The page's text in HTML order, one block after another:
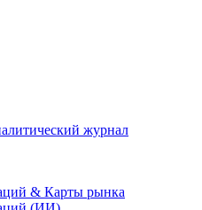
журнал